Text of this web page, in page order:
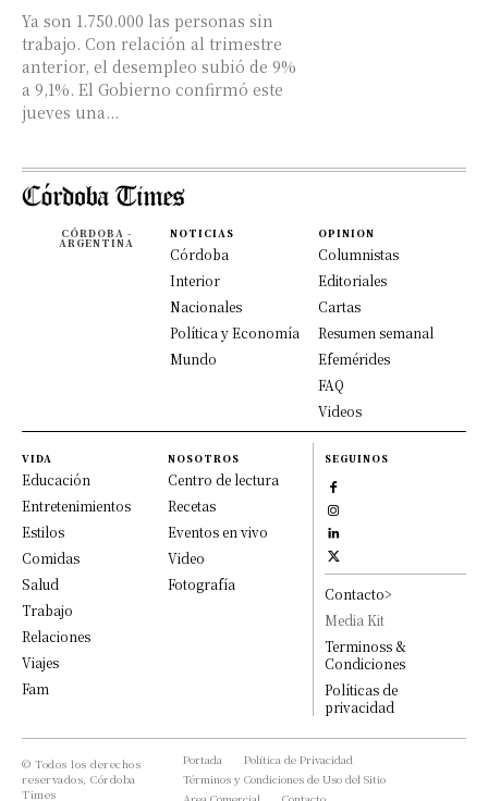
Ya son 1.750.000 las personas sin
trabajo. Con relación al trimestre
anterior, el desempleo subió de 9%
a 9,1%. El Gobierno confirmó este
jueves una...
CÓRDOBA -
ARGENTINA
NOTICIAS
Córdoba
Interior
Nacionales
Política y Economía
Mundo
OPINION
Columnistas
Editoriales
Cartas
Resumen semanal
Efemérides
FAQ
Videos
VIDA
Educación
Entretenimientos
Estilos
Comidas
Salud
Trabajo
Relaciones
Viajes
Fam
NOSOTROS
Centro de lectura
Recetas
Eventos en vivo
Video
Fotografía
SEGUINOS
Contacto>
Media Kit
Terminoss &
Condiciones
Políticas de
privacidad
© Todos los derechos
reservados, Córdoba
Times
Portada
Política de Privacidad
Términos y Condiciones de Uso del Sitio